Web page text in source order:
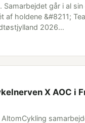
Samarbejdet går i al
af holdene &#8211;
2026…
X AOC i
AltomCykling